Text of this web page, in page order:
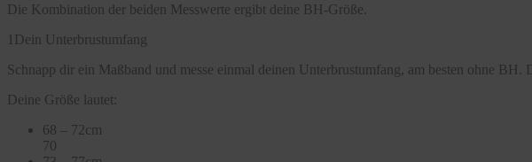
Die Kombination der beiden Messwerte ergibt deine BH-Größe.
1 Dein Unterbrustumfang
Schnapp dir ein Maßband und messe einmal deinen Unterbrustumfang, am besten ohne
Deine Größe lautet:
68 – 72cm
70